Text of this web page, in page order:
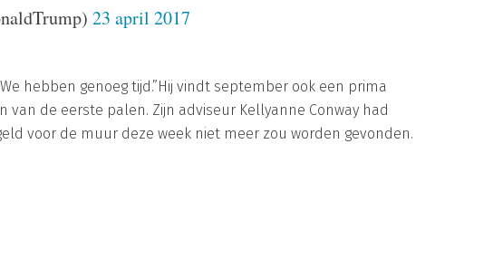
23 april 2017
hebben genoeg tijd.”Hij vindt september ook een prima
de eerste palen. Zijn adviseur Kellyanne Conway had
voor de muur deze week niet meer zou worden gevonden.